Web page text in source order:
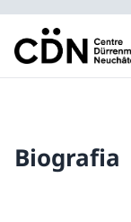
Biografia